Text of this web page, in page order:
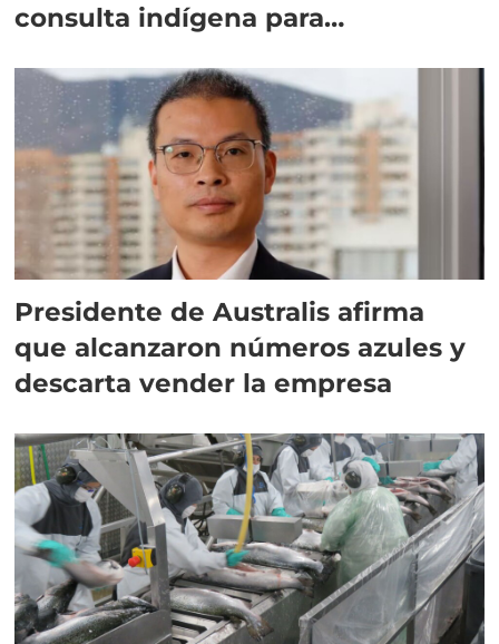
consulta indígena para
Presidente de Australis afirma
que alcanzaron números azules y
descarta vender la empresa